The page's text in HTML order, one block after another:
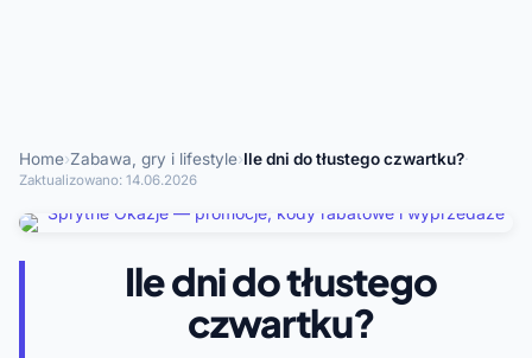
Home›Zabawa, gry i lifestyle›Ile dni do tłustego czwartku?·
Zaktualizowano: 14.06.2026
Ile dni do tłustego
czwartku?